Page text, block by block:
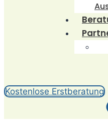
Kostenlose Erstberatung